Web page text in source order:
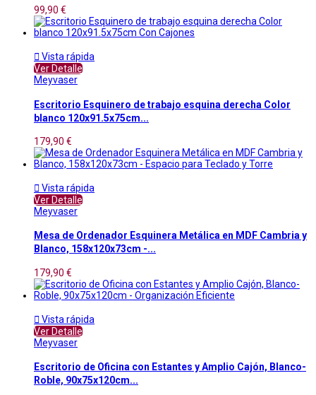
99,90 €
 Vista rápida
Ver Detalle
Meyvaser
Escritorio Esquinero de trabajo esquina derecha Color
blanco 120x91.5x75cm...
179,90 €
 Vista rápida
Ver Detalle
Meyvaser
Mesa de Ordenador Esquinera Metálica en MDF Cambria y
Blanco, 158x120x73cm -...
179,90 €
 Vista rápida
Ver Detalle
Meyvaser
Escritorio de Oficina con Estantes y Amplio Cajón, Blanco-
Roble, 90x75x120cm...